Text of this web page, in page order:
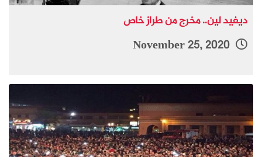
ديفيد لين.. مخرج من طراز خاص